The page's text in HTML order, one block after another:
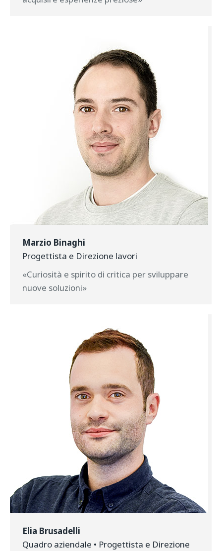
Marzio Binaghi
Progettista e Direzione lavori
«Curiosità e spirito di critica per sviluppare
nuove soluzioni»
Elia Brusadelli
Quadro aziendale • Progettista e Direzione